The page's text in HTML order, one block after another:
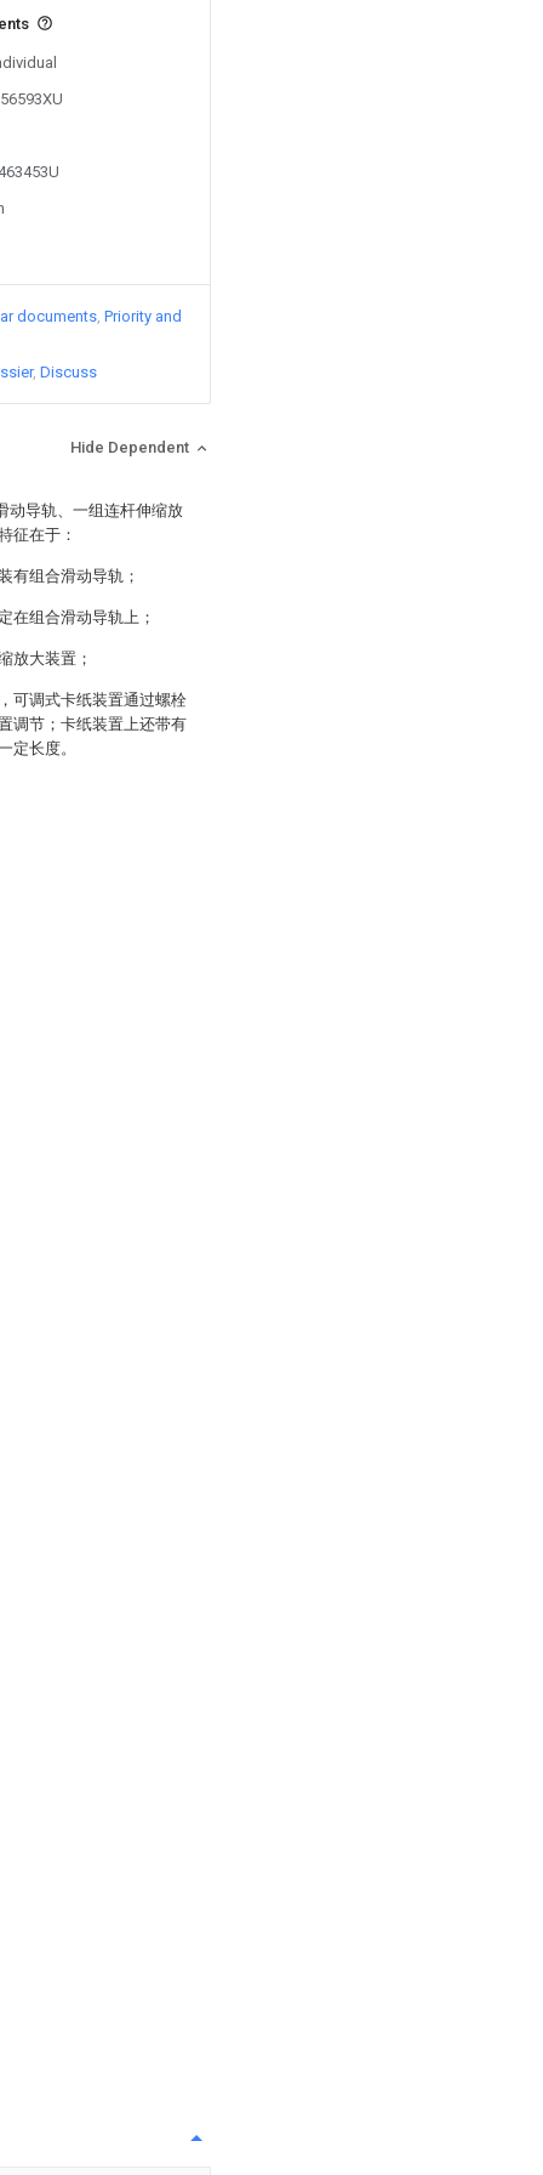
documents Priority and
Discuss
Hide Dependent
动导轨、一组连杆伸缩放
征在于：
有组合滑动导轨；
在组合滑动导轨上；
放大装置；
可调式卡纸装置通过螺栓
调节；卡纸装置上还带有
定长度。